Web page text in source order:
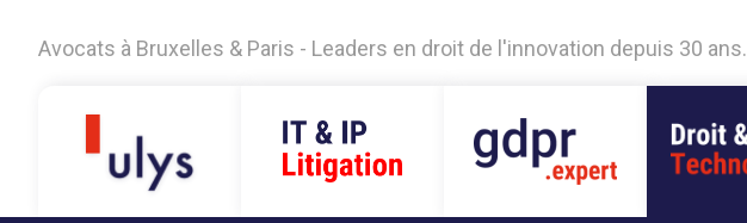
Avocats à Bruxelles & Paris - Leaders en droit de l'innovation depuis 30 ans.